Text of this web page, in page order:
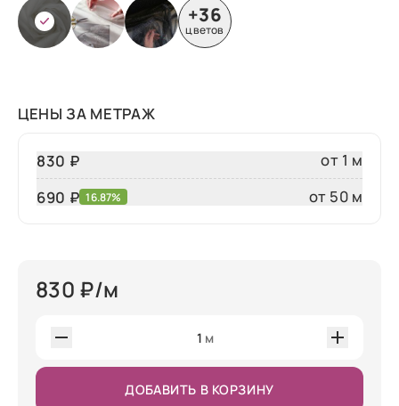
+36
цветов
ЦЕНЫ ЗА МЕТРАЖ
830 ₽
от 1 м
690 ₽ 16.87% от 50 м
830 ₽/м
1 м
ДОБАВИТЬ В КОРЗИНУ